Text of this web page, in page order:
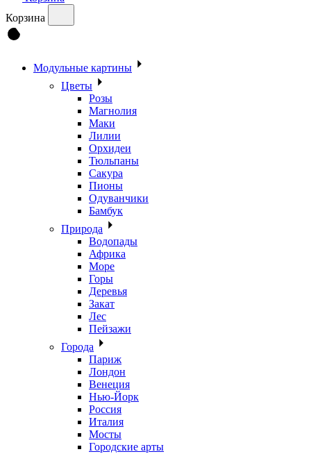
Корзина
Модульные картины
Цветы
Розы
Магнолия
Маки
Лилии
Орхидеи
Тюльпаны
Сакура
Пионы
Одуванчики
Бамбук
Природа
Водопады
Африка
Море
Горы
Деревья
Закат
Лес
Пейзажи
Города
Париж
Лондон
Венеция
Нью-Йорк
Россия
Италия
Мосты
Городские арты